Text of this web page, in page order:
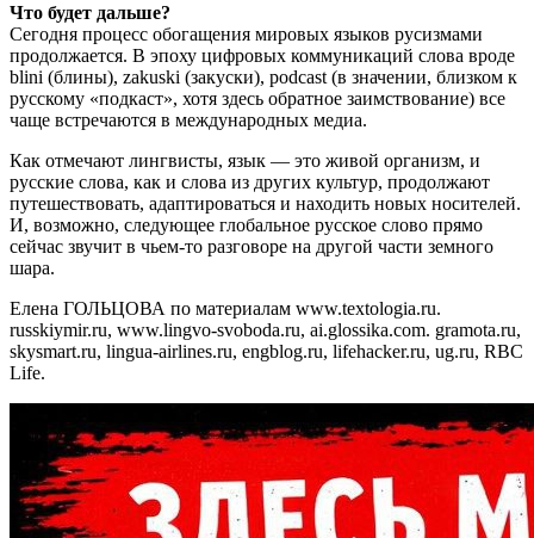
Что будет дальше?
Сегодня процесс обогащения мировых языков русизмами
продолжается. В эпоху цифровых коммуникаций слова вроде
blini (блины), zakuski (закуски), podcast (в значении, близком к
русскому «подкаст», хотя здесь обратное заимствование) все
чаще встречаются в международных медиа.
Как отмечают лингвисты, язык — это живой организм, и
русские слова, как и слова из других культур, продолжают
путешествовать, адаптироваться и находить новых носителей.
И, возможно, следующее глобальное русское слово прямо
сейчас звучит в чьем-то разговоре на другой части земного
шара.
Елена ГОЛЬЦОВА по материалам www.textologia.ru.
russkiymir.ru, www.lingvo-svoboda.ru, ai.glossika.com. gramota.ru,
skysmart.ru, lingua-airlines.ru, engblog.ru, lifehacker.ru, ug.ru, RBC
Life.